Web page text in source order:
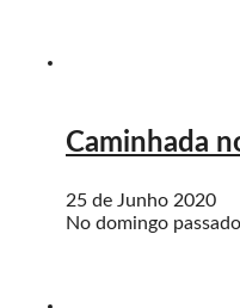
Caminhada
25 de Junho 2020
No domingo